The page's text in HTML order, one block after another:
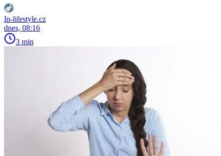
In-lifestyle.cz
dnes, 08:16
3 min